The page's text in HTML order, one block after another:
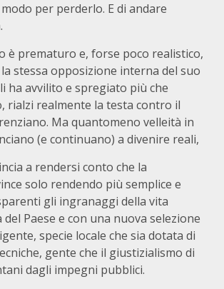
per perderlo. E di andare
è prematuro e, forse poco realistico,
stessa opposizione interna del suo
ha avvilito e spregiato più che
rialzi realmente la testa contro il
Ma quantomeno velleità in
(e continuano) a divenire reali,
a rendersi conto che la
solo rendendo più semplice e
gli ingranaggi della vita
Paese e con una nuova selezione
specie locale che sia dotata di
gente che il giustizialismo di
dagli impegni pubblici.